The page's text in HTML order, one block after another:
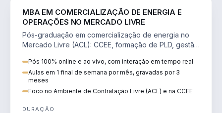
MBA EM COMERCIALIZAÇÃO DE ENERGIA E
OPERAÇÕES NO MERCADO LIVRE
Pós-graduação em comercialização de energia no
Mercado Livre (ACL): CCEE, formação de PLD, gestão
Pós 100% online e ao vivo, com interação em tempo real
Aulas em 1 final de semana por mês, gravadas por 3
meses
Foco no Ambiente de Contratação Livre (ACL) e na CCEE
DURAÇÃO